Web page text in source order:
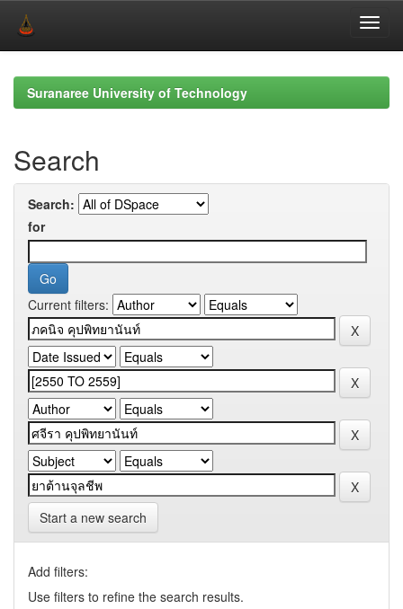
navigationSuranaree University of Technology
Search
Search:
for
Current filters:
Start a new search
Add filters:
Use filters to refine the search results.